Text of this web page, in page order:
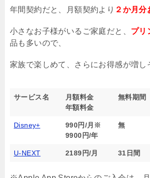
年間契約だと、月額契約より ２か月分
小さなお子様がいるご家庭だと、 プリ
品も多いので、
家族で楽しめて、さらにお得感が増し
サービス名
月額料金
年額料金
無料期間
Disney+
990円/月※
9900円/年
無
U-NEXT 2189円/月 31日間